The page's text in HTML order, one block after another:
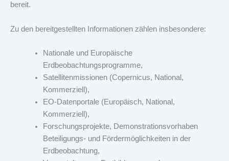
bereit.
Zu den bereitgestellten Informationen zählen insbesondere:
Nationale und Europäische
Erdbeobachtungsprogramme,
Satellitenmissionen (Copernicus, National,
Kommerziell),
EO-Datenportale (Europäisch, National,
Kommerziell),
Forschungsprojekte, Demonstrationsvorhaben
Beteiligungs- und Fördermöglichkeiten in der
Erdbeobachtung,